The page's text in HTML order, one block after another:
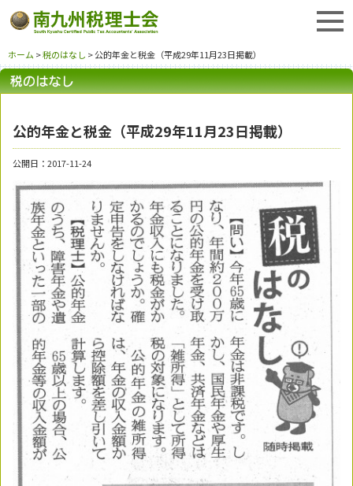
ホーム >税のはなし > 公的年金と税金（平成29年11月23日掲載）
公的年金と税金（平成29年11月23日掲載）
公開日：2017-11-24